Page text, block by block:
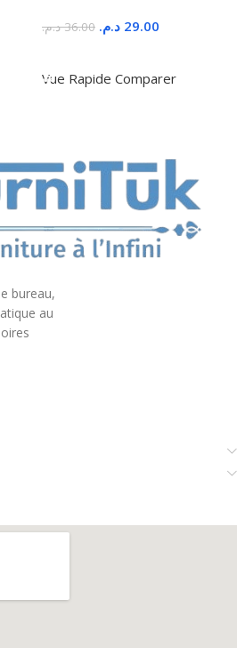
36.00 د.م. 29.00 د.م.
Vue Rapide Comparer
bureau,
au